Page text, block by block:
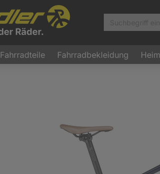
Fahrradteile Fahrradbekleidung